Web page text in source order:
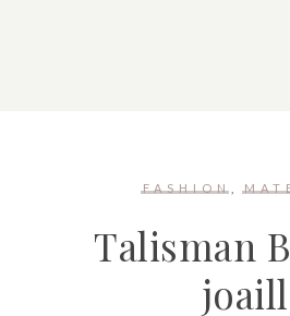
FASHION
Talisman